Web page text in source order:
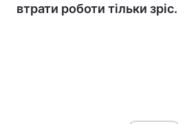
втрати роботи тільки зріс.